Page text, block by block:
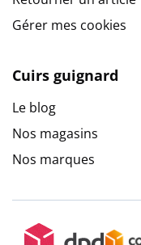
Gérer mes cookies
Cuirs guignard
Le blog
Nos magasins
Nos marques